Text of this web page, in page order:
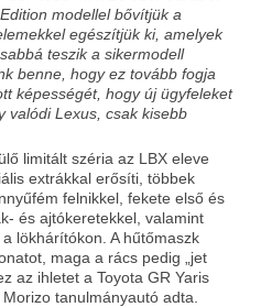
modellel bővítjük a
egészítjük ki, amelyek
teszik a sikermodell
benne, hogy ez tovább fogja
képességét, hogy új ügyfeleket
valódi Lexus, csak kisebb
limitált széria az LBX eleve
extrákkal erősíti, többek
felnikkel, fekete első és
és ajtókeretekkel, valamint
lökhárítókon. A hűtőmaszk
maga a rács pedig „jet
az ihletet a Toyota GR Yaris
tanulmányautó adta.